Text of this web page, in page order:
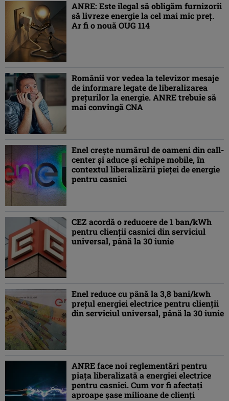
ANRE: Este ilegal să obligăm furnizorii
să livreze energie la cel mai mic preţ.
Ar fi o nouă OUG 114
Românii vor vedea la televizor mesaje
de informare legate de liberalizarea
prețurilor la energie. ANRE trebuie să
mai convingă CNA
Enel crește numărul de oameni din call-
center și aduce și echipe mobile, în
contextul liberalizării pieței de energie
pentru casnici
CEZ acordă o reducere de 1 ban/kWh
pentru clienții casnici din serviciul
universal, până la 30 iunie
Enel reduce cu până la 3,8 bani/kwh
prețul energiei electrice pentru clienții
din serviciul universal, până la 30 iunie
ANRE face noi reglementări pentru
piața liberalizată a energiei electrice
pentru casnici. Cum vor fi afectați
aproape șase milioane de clienți